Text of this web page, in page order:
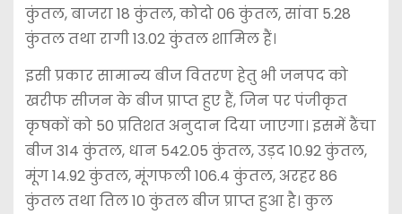
कुंतल, बाजरा 18 कुंतल, कोदो 06 कुंतल, सांवा 5.28
कुंतल तथा रागी 13.02 कुंतल शामिल हैं।
इसी प्रकार सामान्य बीज वितरण हेतु भी जनपद को
खरीफ सीजन के बीज प्राप्त हुए हैं, जिन पर पंजीकृत
कृषकों को 50 प्रतिशत अनुदान दिया जाएगा। इसमें ढैंचा
बीज 314 कुंतल, धान 542.05 कुंतल, उड़द 10.92 कुंतल,
मूंग 14.92 कुंतल, मूंगफली 106.4 कुंतल, अरहर 86
कुंतल तथा तिल 10 कुंतल बीज प्राप्त हुआ है। कुल